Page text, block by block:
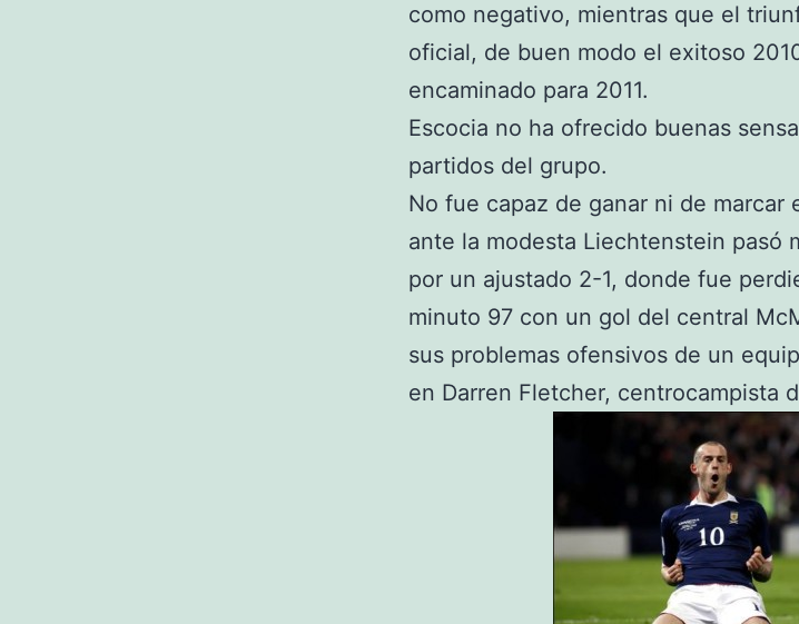
como negativo, mientras que el
oficial, de buen modo el exitoso
encaminado para 2011.
Escocia no ha ofrecido buenas
partidos del grupo.
No fue capaz de ganar ni de marcar
ante la modesta Liechtenstein pasó
por un ajustado 2-1, donde fue
minuto 97 con un gol del central
sus problemas ofensivos de un
en Darren Fletcher, centrocampista